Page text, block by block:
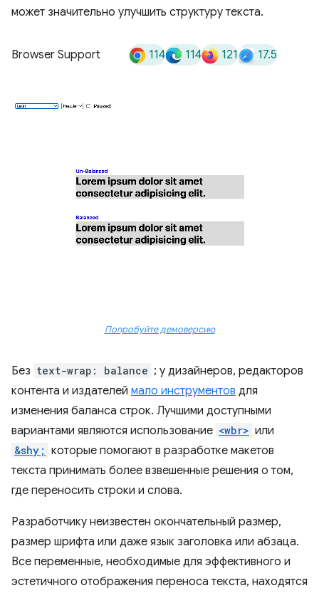
может значительно улучшить структуру текста.
Browser Support 114 114 121 17.5
Попробуйте демоверсию
Без text-wrap: balance ; у дизайнеров, редакторов
контента и издателей мало инструментов для
изменения баланса строк. Лучшими доступными
вариантами являются использование <wbr> или
&shy; которые помогают в разработке макетов
текста принимать более взвешенные решения о том,
где переносить строки и слова.
Разработчику неизвестен окончательный размер,
размер шрифта или даже язык заголовка или абзаца.
Все переменные, необходимые для эффективного и
эстетичного отображения переноса текста, находятся